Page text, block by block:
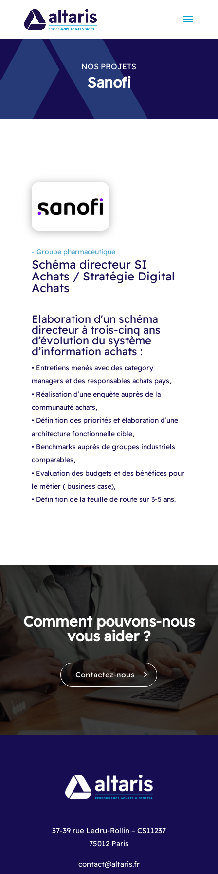
NOS PROJETS
Sanofi
- Groupe pharmaceutique
Schéma directeur SI
Achats / Stratégie Digital
Achats
Elaboration d'un schéma
directeur à trois-cinq ans
d’évolution du système
d’information achats :​
• Entretiens menés avec des category
managers et des responsables achats pays,​
• Réalisation d’une enquête auprès de la
communauté achats,​
• Définition des priorités et élaboration d’une
architecture fonctionnelle cible,​
• Benchmarks auprès de groupes industriels
comparables,​
• Evaluation des budgets et des bénéfices pour
le métier ( business case),​
• Définition de la feuille de route sur 3-5 ans.​
Comment pouvons-nous
vous aider ?
Contactez-nous
37-39 rue Ledru-Rollin – CS11237
75012 Paris
contact@altaris.fr